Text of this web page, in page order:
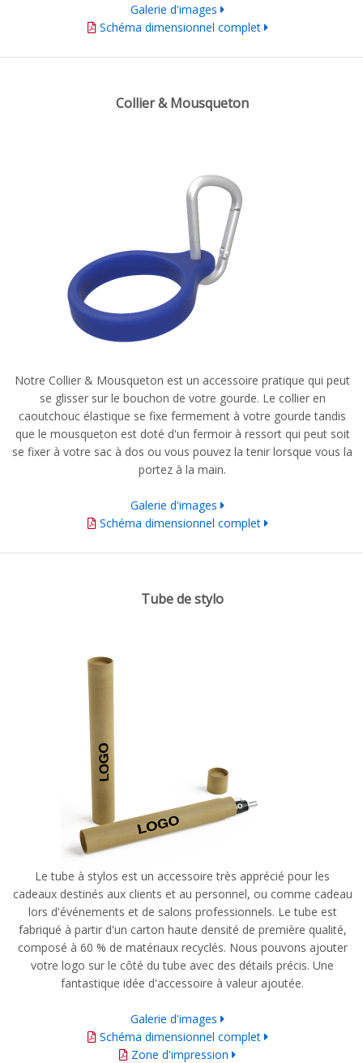
Galerie d'images
Schéma dimensionnel complet
Collier & Mousqueton
Notre Collier & Mousqueton est un accessoire pratique qui peut
se glisser sur le bouchon de votre gourde. Le collier en
caoutchouc élastique se fixe fermement à votre gourde tandis
que le mousqueton est doté d'un fermoir à ressort qui peut soit
se fixer à votre sac à dos ou vous pouvez la tenir lorsque vous la
portez à la main.
Galerie d'images
Schéma dimensionnel complet
Tube de stylo
Le tube à stylos est un accessoire très apprécié pour les
cadeaux destinés aux clients et au personnel, ou comme cadeau
lors d'événements et de salons professionnels. Le tube est
fabriqué à partir d'un carton haute densité de première qualité,
composé à 60 % de matériaux recyclés. Nous pouvons ajouter
votre logo sur le côté du tube avec des détails précis. Une
fantastique idée d'accessoire à valeur ajoutée.
Galerie d'images
Schéma dimensionnel complet
Zone d'impression